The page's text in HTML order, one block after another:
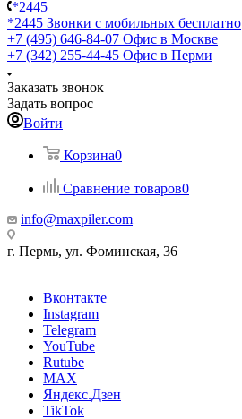
*2445
*2445 Звонки с мобильных бесплатно
+7 (495) 646-84-07 Офис в Москве
+7 (342) 255-44-45 Офис в Перми
Заказать звонок
Задать вопрос
Войти
Корзина0
Сравнение товаров0
info@maxpiler.com
г. Пермь, ул. Фоминская, 36
Вконтакте
Instagram
Telegram
YouTube
Rutube
MAX
Яндекс.Дзен
TikTok